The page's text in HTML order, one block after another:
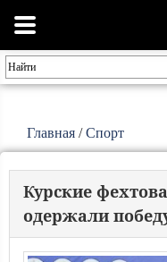
Главная /Спорт
Курские
одержали